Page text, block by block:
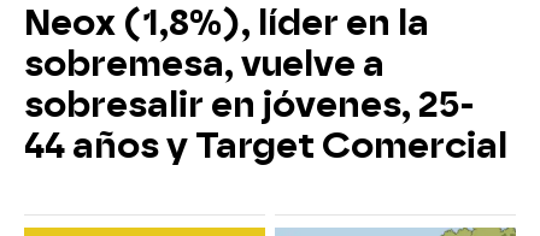
Neox (1,8%), líder en la
sobremesa, vuelve a
sobresalir en jóvenes, 25-
44 años y Target Comercial